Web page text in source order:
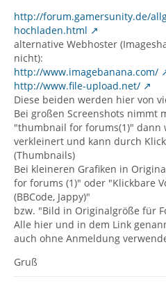
http://forum.gamersunity.de/
hochladen.html
alternative Webhoster
nicht):
http://www.imagebanana.com/
http://www.file-upload.net/
Diese beiden werden hier von
Bei großen Screenshots nimmt
"thumbnail for forums(1)" dann
verkleinert und kann durch
(Thumbnails)
Bei kleineren Grafiken in
for forums (1)" oder "Klickbare
(BBCode, Jappy)"
bzw. "Bild in Originalgröße für
Alle hier und in dem Link
auch ohne Anmeldung
Gruß